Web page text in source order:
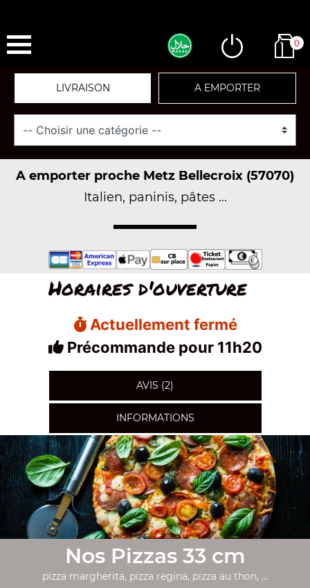
0
LIVRAISON A EMPORTER
A emporter proche Metz Bellecroix (57070)
Italien, paninis, pâtes ...
Horaires d'ouverture
Actuellement fermé
Précommande pour 11h20
AVIS (2)
INFORMATIONS
Nos Pizzas 33 cm
pizza margherita, pizza regina, pizza au thon, ...